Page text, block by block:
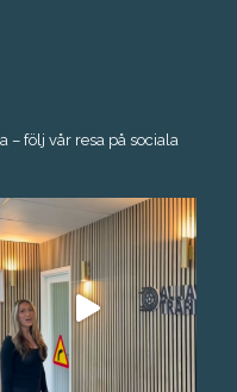
– följ vår resa på sociala